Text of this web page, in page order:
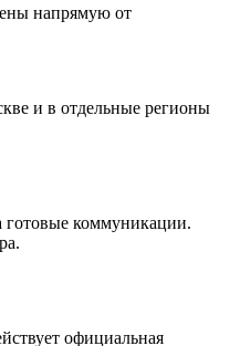
напрямую от
и в отдельные регионы
готовые коммуникации.
официальная